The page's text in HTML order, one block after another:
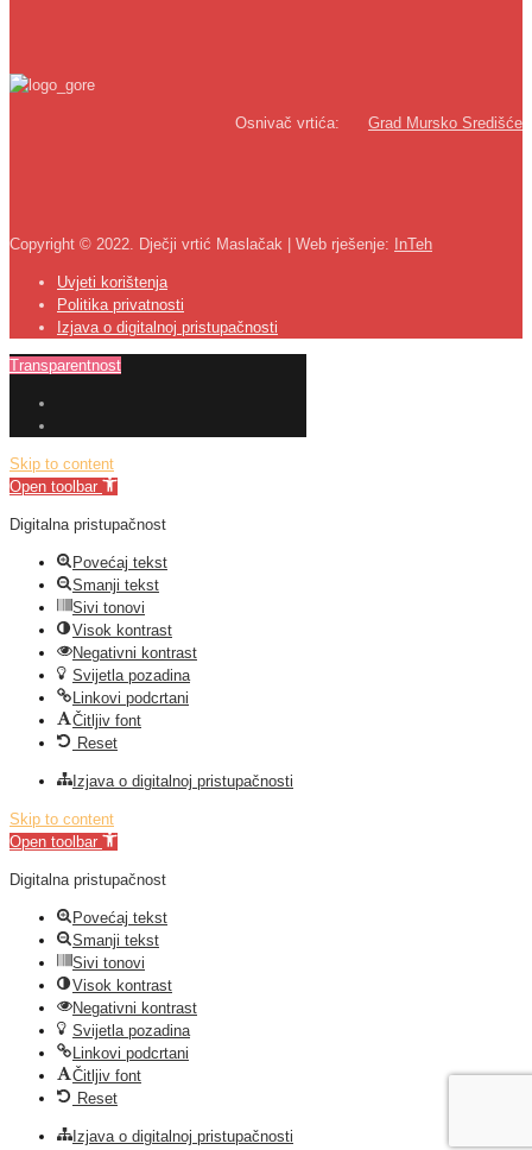
Osnivač vrtića: Grad Mursko Središće
Copyright © 2022. Dječji vrtić Maslačak | Web rješenje: InTeh
Uvjeti korištenja
Politika privatnosti
Izjava o digitalnoj pristupačnosti
Transparentnost
Skip to content
Open toolbar
Digitalna pristupačnost
Povećaj tekst
Smanji tekst
Sivi tonovi
Visok kontrast
Negativni kontrast
Svijetla pozadina
Linkovi podcrtani
Čitljiv font
Reset
Izjava o digitalnoj pristupačnosti
Skip to content
Open toolbar
Digitalna pristupačnost
Povećaj tekst
Smanji tekst
Sivi tonovi
Visok kontrast
Negativni kontrast
Svijetla pozadina
Linkovi podcrtani
Čitljiv font
Reset
Izjava o digitalnoj pristupačnosti